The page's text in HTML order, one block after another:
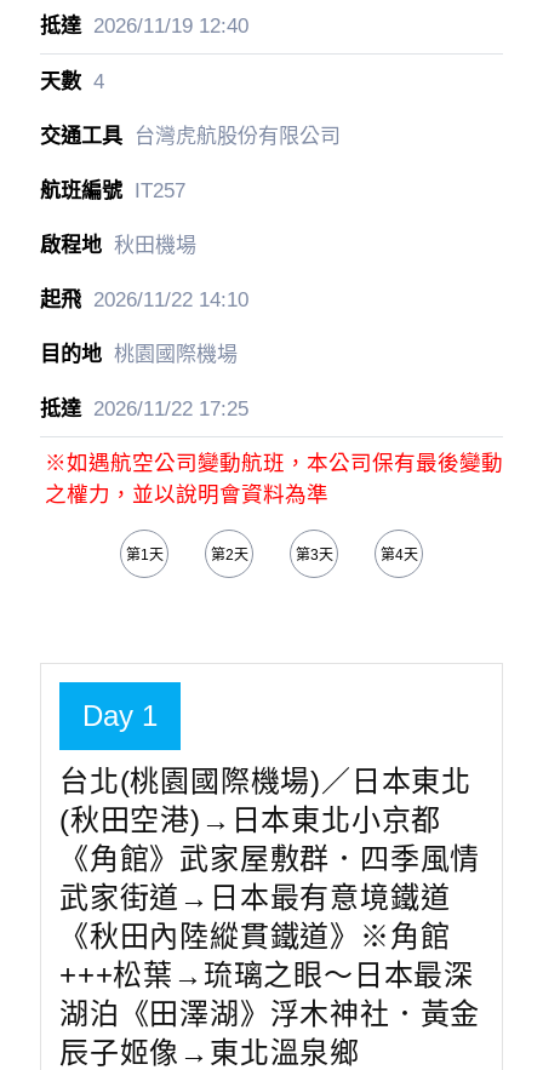
2026/11/1912:40
4
台灣虎航股份有限公司
IT257
秋田機場
2026/11/2214:10
桃園國際機場
2026/11/2217:25
※如遇航空公司變動航班，本公司保有最後變動
之權力，並以說明會資料為準
第1天 第2天 第3天 第4天
Day 1
台北(桃園國際機場)／日本東北
(秋田空港)→日本東北小京都
《角館》武家屋敷群．四季風情
武家街道→日本最有意境鐵道
《秋田內陸縱貫鐵道》※角館
+++松葉→琉璃之眼～日本最深
湖泊《田澤湖》浮木神社．黃金
辰子姬像→東北溫泉鄉